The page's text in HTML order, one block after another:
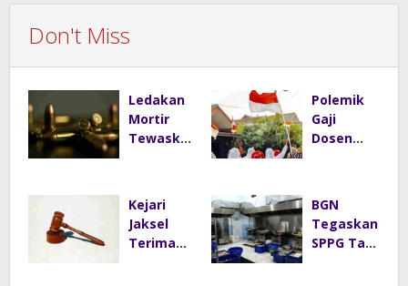
Don't Miss
Ledakan
Mortir
Tewaskan
Barat,
Diduga
Saat
Memulun
Polemik
Gaji
Dosen
Tegaskan
Penghasil
an Tak
Kejari
Jaksel
Terima
BGN
Tegaskan
SPPG Tak